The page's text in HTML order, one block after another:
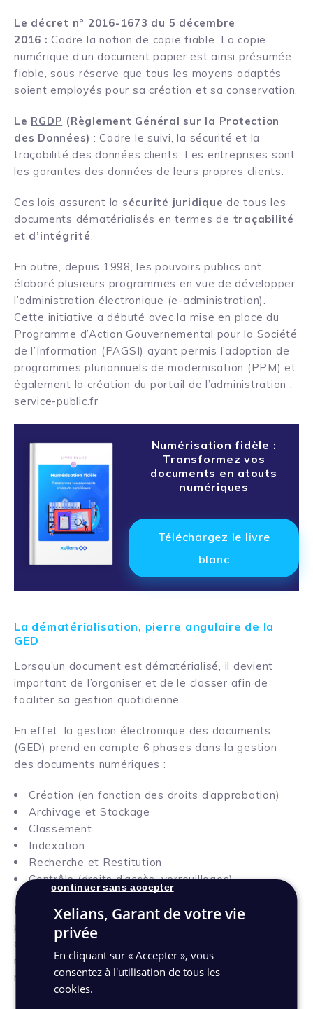
Le décret n° 2016-1673 du 5 décembre
2016 : Cadre la notion de copie fiable. La copie
numérique d’un document papier est ainsi présumée
fiable, sous réserve que tous les moyens adaptés
soient employés pour sa création et sa conservation.
Le RGDP (Règlement Général sur la Protection
des Données) : Cadre le suivi, la sécurité et la
traçabilité des données clients. Les entreprises sont
les garantes des données de leurs propres clients.
Ces lois assurent la sécurité juridique de tous les
documents dématérialisés en termes de traçabilité
et d’intégrité.
En outre, depuis 1998, les pouvoirs publics ont
élaboré plusieurs programmes en vue de développer
l’administration électronique (e-administration).
Cette initiative a débuté avec la mise en place du
Programme d’Action Gouvernemental pour la Société
de l’Information (PAGSI) ayant permis l’adoption de
programmes pluriannuels de modernisation (PPM) et
également la création du portail de l’administration :
service-public.fr
Numérisation fidèle :
Transformez vos
documents en atouts
numériques
Téléchargez le livre
blanc
La dématérialisation, pierre angulaire de la
GED
Lorsqu’un document est dématérialisé, il devient
important de l’organiser et de le classer afin de
faciliter sa gestion quotidienne.
En effet, la gestion électronique des documents
(GED) prend en compte 6 phases dans la gestion
des documents numériques :
Création (en fonction des droits d’approbation)
Archivage et Stockage
Classement
Indexation
Recherche et Restitution
Contrôle (droits d’accès, verrouillages)
Bien qu’indispensables dans la mise en place d’un
projet de GED, ces étapes doivent être
accompagnées par la réalisation d’une véritable
méthodologie de travail permettant de
meilleur parti d’une solution de GED .
Xelians, Garant de votre vie
privée
En cliquant sur « Accepter », vous
consentez à l'utilisation de tous les
cookies.
continuer sans accepter